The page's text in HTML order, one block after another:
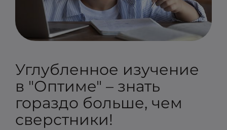
Углубленное изучение
в "Оптиме" – знать
гораздо больше, чем
сверстники!